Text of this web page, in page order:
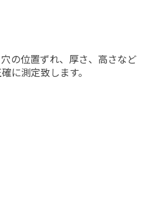
の位置ずれ、厚さ、高さなど
に測定致します。